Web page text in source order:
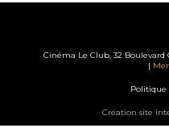
Cinéma Le Club, 32 Boulevard
|
Politique
Création site